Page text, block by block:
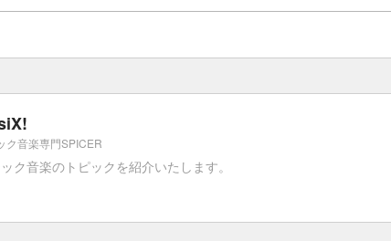
ク音楽専門SPICER
ク音楽のトピックを紹介いたします。